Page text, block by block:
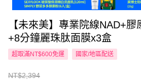
【未來美】專業院線NAD+
+8分鐘麗珠肽面膜x3盒
超取滿NT$600免運 國家/地區配送
NT$2,394